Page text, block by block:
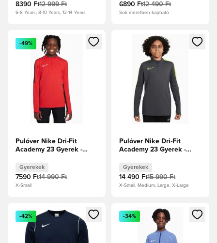
8390 Ft12 999 Ft
6-8 Years, 8-10 Years, 12-14 Years
6890 Ft12 490 Ft
Sok méretben kapható
Megnyit egy modált a bejelentkezéshez vagy a tagként
-49%
Pulóver Nike Dri-Fit
Academy 23 Gyerek -
Gyerekek
7590 Ft14 990 Ft
X-Small
Megnyit egy modált a
Pulóver Nike Dri-Fit
Academy 23 Gyerek -
Gyerekek
14 490 Ft15 990 Ft
X-Small, Medium, Large, X-Large
Megnyit egy modált a bejelentkezéshez vagy a tagként
-42%
Megnyit egy modált a
-34%